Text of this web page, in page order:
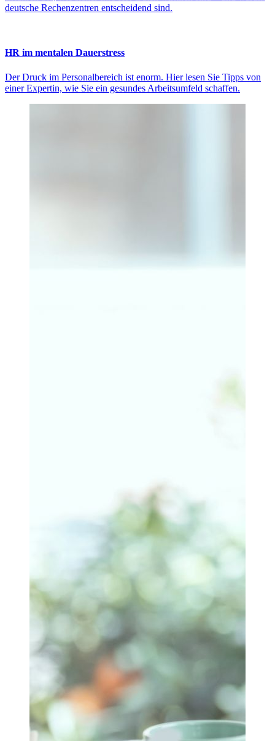
deutsche Rechenzentren entscheidend sind.
HR im mentalen Dauerstress
Der Druck im Personalbereich ist enorm. Hier lesen Sie Tipps von
einer Expertin, wie Sie ein gesundes Arbeitsumfeld schaffen.